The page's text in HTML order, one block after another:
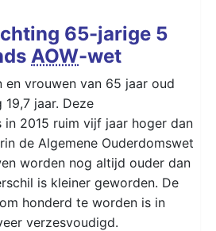
65-jarige 5
AOW-wet
en vrouwen van 65 jaar oud
jaar. Deze
in 2015 ruim vijf jaar hoger dan
de Algemene Ouderdomswet
worden nog altijd ouder dan
is kleiner geworden. De
honderd te worden is in
verzesvoudigd.